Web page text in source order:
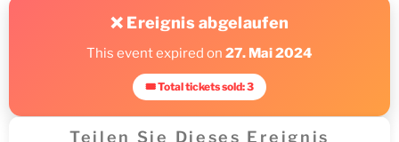
❌ Ereignis abgelaufen
This event expired on 27. Mai 2024
🎟 Total tickets sold: 3
Teilen Sie Dieses Ereignis